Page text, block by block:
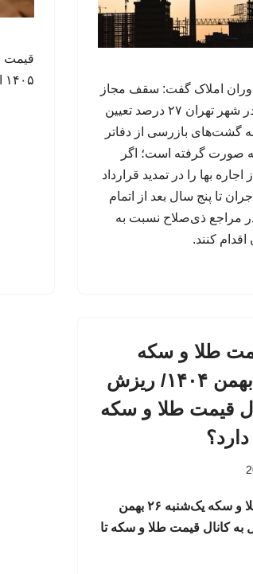
املاک گفت: سقف مجاز
افزایش اجاره بها در شهر تهران ۲۷ درصد تعیین
گشت‌های بازرسی از دفاتر
صورت گرفته است؛ اگر
بها را در تمدید قرارداد
تا پنج سال بعد از اتمام
در مراجع ذی‌صلاح نسبت به
کنند.
۱۴۰۵ اعلام شد.
طلا و سکه
یک‌شنبه ۲۶ بهمن ۱۴۰۴/ ریزش
قیمت طلا و سکه
پیش‌بینی قیمت طلا و سکه یک‌شنبه ۲۶ بهمن
به کانال قیمت طلا و سکه تا